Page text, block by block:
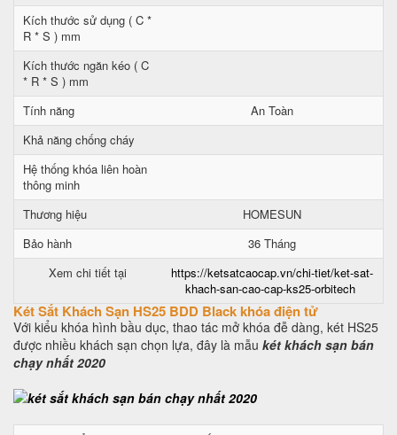
Kích thước sử dụng ( C *
R * S ) mm
Kích thước ngăn kéo ( C
* R * S ) mm
Tính năng
An Toàn
Khả năng chống cháy
Hệ thống khóa liên hoàn
thông minh
Thương hiệu
HOMESUN
Bảo hành
36 Tháng
Xem chi tiết tại
https://ketsatcaocap.vn/chi-tiet/ket-sat-
khach-san-cao-cap-ks25-orbitech
Két Sắt Khách Sạn HS25 BDD Black khóa điện tử
Với kiểu khóa hình bầu dục, thao tác mở khóa đễ dàng, két HS25
được nhiều khách sạn chọn lựa, đây là mẫu két khách sạn bán
chạy nhất 2020